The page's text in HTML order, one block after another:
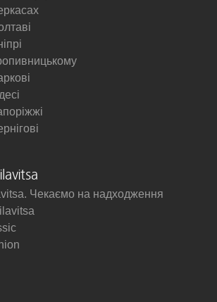
Чекаємо на надходження